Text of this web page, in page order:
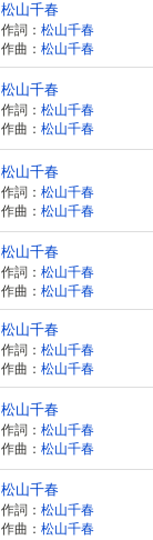
松山千春
作詞： 松山千春
作曲： 松山千春
松山千春
作詞： 松山千春
作曲： 松山千春
松山千春
作詞： 松山千春
作曲： 松山千春
松山千春
作詞： 松山千春
作曲： 松山千春
松山千春
作詞： 松山千春
作曲： 松山千春
松山千春
作詞： 松山千春
作曲： 松山千春
松山千春
作詞： 松山千春
作曲： 松山千春